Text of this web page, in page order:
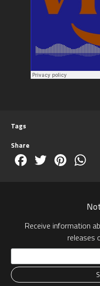
Tags
Share
Facebook
Twitter
Receive information
releases